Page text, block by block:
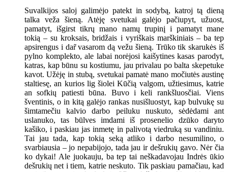
Suvalkijos saloj galimėjo patekt in sodybą, katroj tą dieną
talka veža šieną. Atėję svetukai galėjo pačiupyt, užuost,
pamatyt, išgirst tikrų mano namų trupinį i pamatyt mane
tokią – su kroksais, bridžais i vyriškais marškiniais – ba tep
apsirengus i dar̃ vasarom dą vežu šieną. Trūko tik skarukės iš
pylno komplekto, ale labai norėjosi kaišytines kasas parodyt,
katras, kap būnu su kostiumu, jau privalau po balta skepetuke
kavot. Užėję in stubą, svetukai pamatė mano močiutės austinę
staltiesę, an kurios lig šiolei Kūčią valgom, užtiesimus, katrie
an sofkių patiesti būna. Buvo i keli rankšluosčiai. Viens
šventinis, o in kitą galėjo rankas nusišluostyt, kap bulvukę su
šimtamečiu kalvio darbo peiluku nuskuto, sėdėdami ant
uslanuko, tas būlves imdami iš prosenelio dzūko daryto
kašiko, i paskiau jas inmetę in palivotą viedruką su vandiniu.
Tai jau tada, kap tokią seką atliko i darbo nesumilino, o
svarbiausia – jo nepabijojo, tada jau ir dešrukių gavo. Nėr čia
ko dykai! Ale juokauju, ba tep tai neškadavojau Indrės ūkio
dešrukių net i tiem, katrie neskuto. Tik paskiau pamačiau, kad